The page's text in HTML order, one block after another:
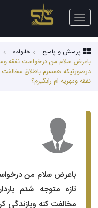
Toggle
navigation
پرسش و پاسخ
خانواده
باعرض سلام من درخواست نفقه
درصورتیکه همسرم باطلاق مخالفت
نفقه ومهریه ام رابگیرم؟
باعرض سلام من
تازه متوجه شدم
مخالفت کنه وبازندگی